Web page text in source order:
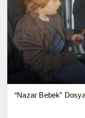
“Nazar Bebek”